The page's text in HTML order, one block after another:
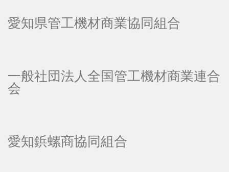
愛知県管工機材商業協同組合
一般社団法人全国管工機材商業連合
会
愛知鋲螺商協同組合